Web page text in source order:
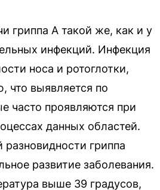
гриппа А такой же, как и у
инфекций. Инфекция
носа и ротоглотки,
что выявляется по
часто проявляются при
данных областей.
гриппа
развитие заболевания.
выше 39 градусов,